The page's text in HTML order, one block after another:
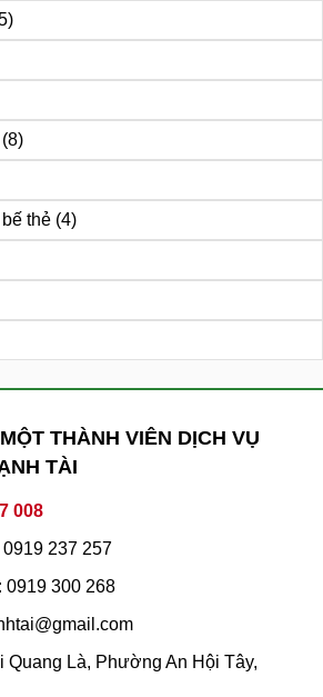
(8)
thẻ (4)
THÀNH VIÊN DỊCH VỤ
TÀI
008
237 257
0919 300 268
Quang Là, Phường An Hội Tây,